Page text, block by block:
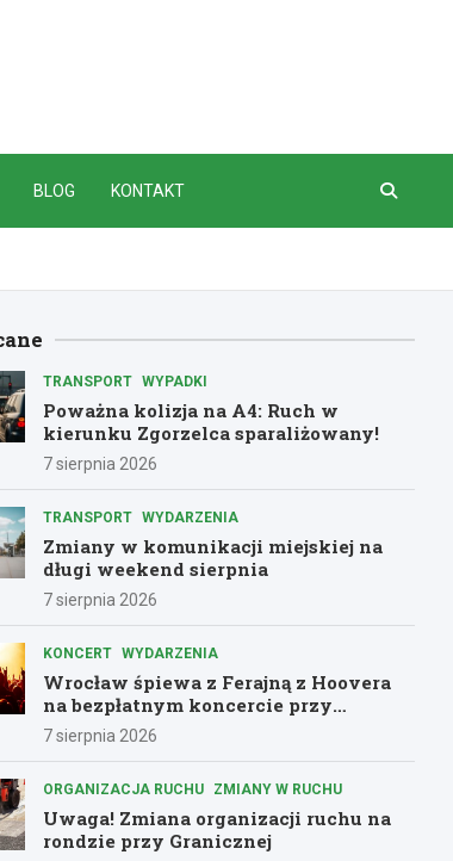
BLOG KONTAKT
TRANSPORT WYPADKI
Poważna kolizja na A4: Ruch w
kierunku Zgorzelca sparaliżowany!
7 sierpnia 2026
TRANSPORT WYDARZENIA
Zmiany w komunikacji miejskiej na
długi weekend sierpnia
7 sierpnia 2026
KONCERT WYDARZENIA
Wrocław śpiewa z Ferajną z Hoovera
na bezpłatnym koncercie przy
Komuny Paryskiej
7 sierpnia 2026
ORGANIZACJA RUCHU ZMIANY W RUCHU
Uwaga! Zmiana organizacji ruchu na
rondzie przy Granicznej